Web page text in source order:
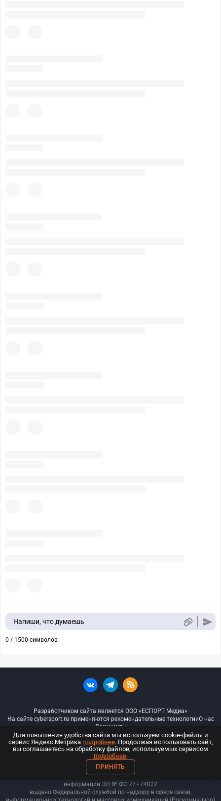
Напиши, что думаешь
0 / 1500 символов
Разработчиком сайта является ООО «ЕСПОРТ Медиа»
На сайте cybersport.ru применяются рекомендательные технологииО нас
Документы
© ООО «Киберспорт.ру» — Все права защищены
18+
ООО «Киберспорт.ру». Свидетельство о регистрации средств массовой
информации ЭЛ № ФС 77 - 74022
выдано Федеральной службой по надзору в сфере связи,
Для повышения удобства сайта мы используем cookie-файлы и
сервис Яндекс.Метрика подробнее. Продолжая использовать сайт,
вы соглашаетесь на обработку файлов, используемых сервисом
подробнее.
ПРИНЯТЬ